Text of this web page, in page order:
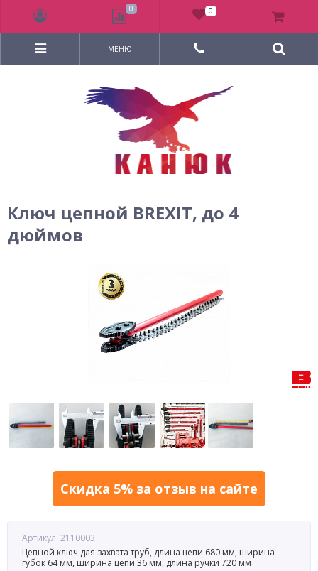
МЕНЮ
Ключ цепной BREXIT, до 4
дюймов
Скидка 5% за отзыв на сайте
Артикул: 2110003
Цепной ключ для захвата труб, длина цепи 680 мм, ширина
губок 64 мм, ширина цепи 36 мм, длина ручки 720 мм
0 0